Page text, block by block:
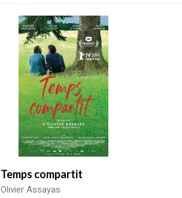
Temps compartit
Olivier Assayas